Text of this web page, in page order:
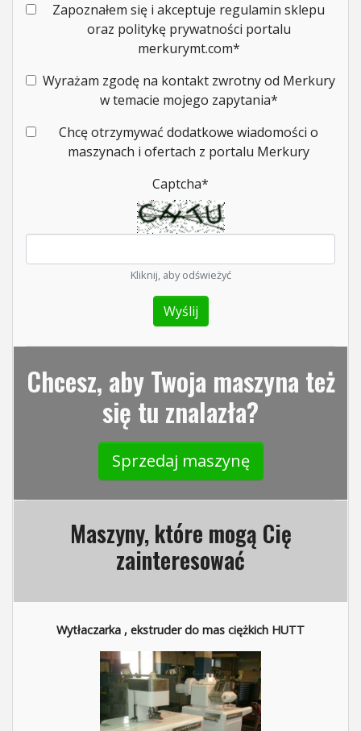
Zapoznałem się i akceptuje regulamin sklepu
oraz politykę prywatności portalu
merkurymt.com*
Wyrażam zgodę na kontakt zwrotny od Merkury
w temacie mojego zapytania*
Chcę otrzymywać dodatkowe wiadomości o
maszynach i ofertach z portalu Merkury
Captcha*
Kliknij, aby odświeżyć
Chcesz, aby Twoja maszyna też
się tu znalazła?
Sprzedaj maszynę
Maszyny, które mogą Cię
zainteresować
Wytłaczarka , ekstruder do mas ciężkich HUTT